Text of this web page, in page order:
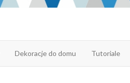
Dekoracje do domu Tutoriale